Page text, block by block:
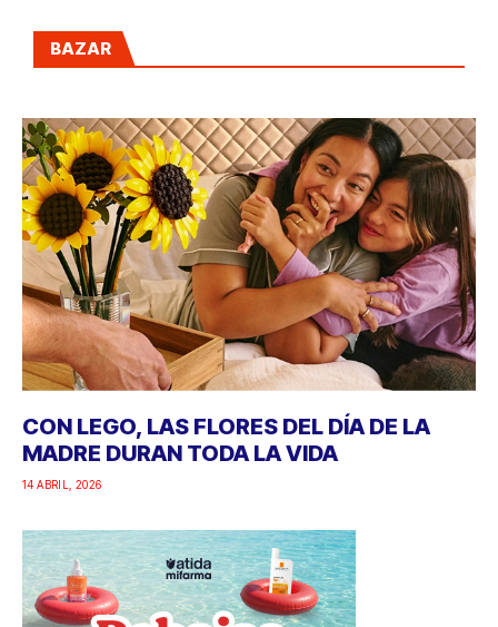
BAZAR
CON LEGO, LAS FLORES DEL DÍA DE LA
MADRE DURAN TODA LA VIDA
14 ABRIL, 2026